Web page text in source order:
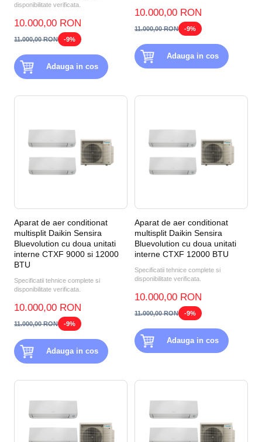
disponibilitate verificata.
10.000,00 RON
11.000,00 RON -9%
Adauga in cos
10.000,00 RON
11.000,00 RON -9%
Adauga in cos
Aparat de aer conditionat
multisplit Daikin Sensira
Bluevolution cu doua unitati
interne CTXF 9000 si 12000
BTU
Specificatii tehnice complete si
disponibilitate verificata.
10.000,00 RON
11.000,00 RON -9%
Adauga in cos
Aparat de aer conditionat
multisplit Daikin Sensira
Bluevolution cu doua unitati
interne CTXF 12000 BTU
Specificatii tehnice complete si
disponibilitate verificata.
10.000,00 RON
11.000,00 RON -9%
Adauga in cos